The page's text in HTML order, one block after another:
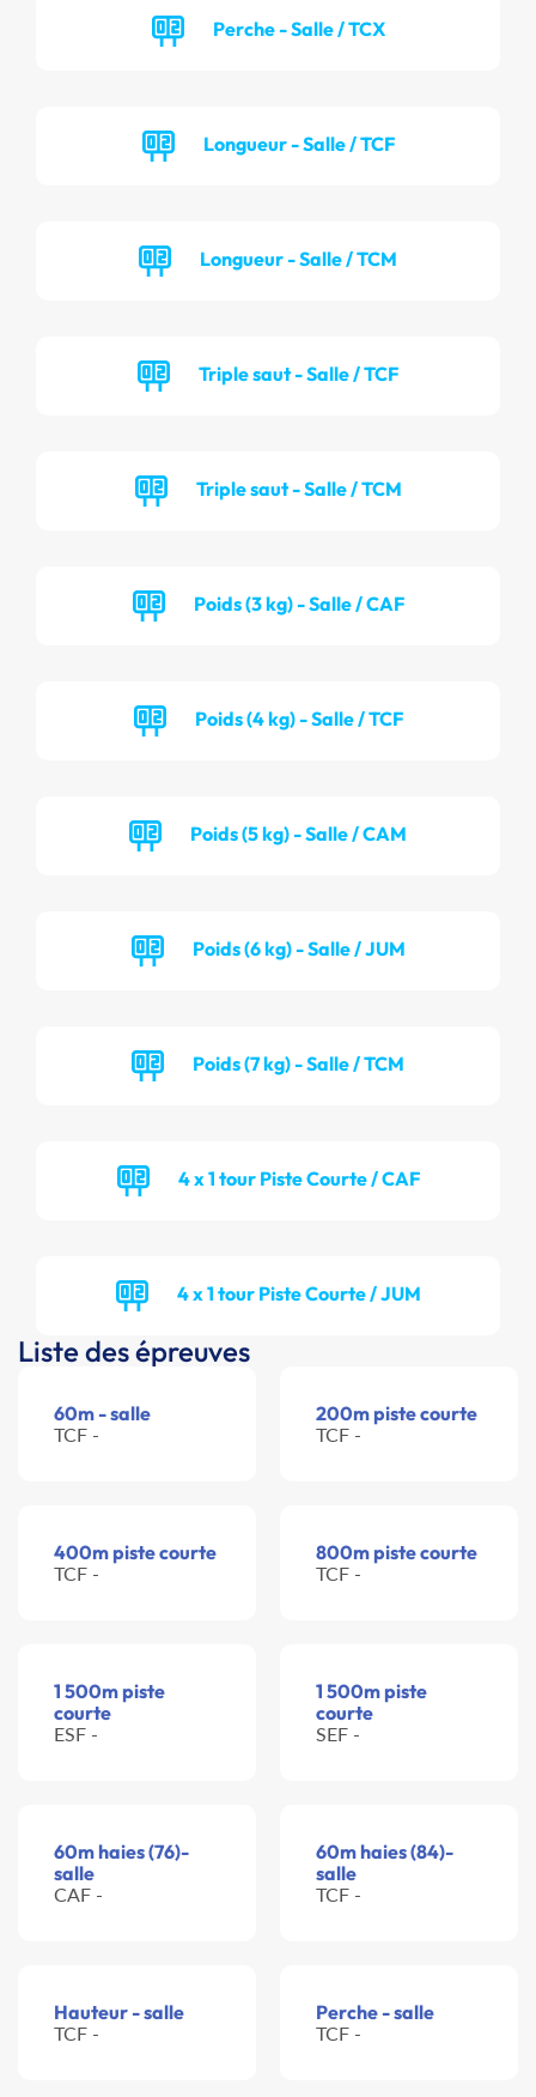
Perche - Salle / TCX
Longueur - Salle / TCF
Longueur - Salle / TCM
Triple saut - Salle / TCF
Triple saut - Salle / TCM
Poids (3 kg) - Salle / CAF
Poids (4 kg) - Salle / TCF
Poids (5 kg) - Salle / CAM
Poids (6 kg) - Salle / JUM
Poids (7 kg) - Salle / TCM
4 x 1 tour Piste Courte / CAF
4 x 1 tour Piste Courte / JUM
Liste des épreuves
60m - salle
TCF -
200m piste courte
TCF -
400m piste courte
TCF -
800m piste courte
TCF -
1 500m piste
courte
ESF -
1 500m piste
courte
SEF -
60m haies (76)-
salle
CAF -
60m haies (84)-
salle
TCF -
Hauteur - salle
TCF -
Perche - salle
TCF -